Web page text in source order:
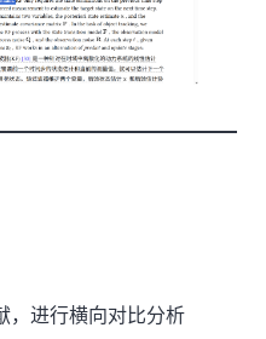
，进行横向对比分析